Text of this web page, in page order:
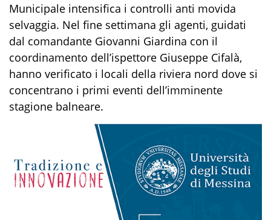
Municipale intensifica i controlli anti movida
selvaggia. Nel fine settimana gli agenti, guidati
dal comandante Giovanni Giardina con il
coordinamento dell’ispettore Giuseppe Cifalà,
hanno verificato i locali della riviera nord dove si
concentrano i primi eventi dell’imminente
stagione balneare.